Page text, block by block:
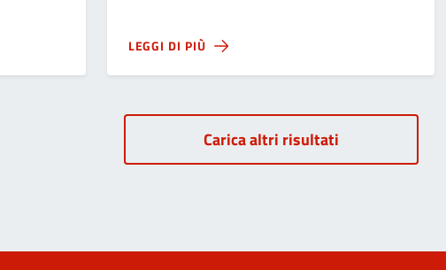
LEGGI DI PIÙ
Carica altri risultati